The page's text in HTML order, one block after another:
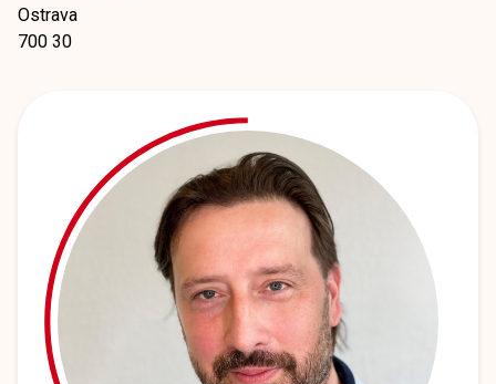
Ostrava
700 30